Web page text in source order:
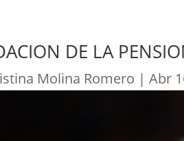
DE LA
Molina Romero |Abr